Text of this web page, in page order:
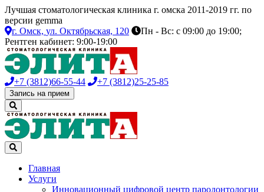
Лучшая стоматологическая клиника г. омска 2011-2019 гг. по
версии gemma
г. Омск, ул. Октябрьская, 120
Пн - Вс: с 09:00 до 19:00;
Рентген кабинет: 9:00-19:00
+7 (3812)66-55-44 +7 (3812)25-25-85
Запись на прием
Главная
Услуги
Инновационный цифровой центр пародонтологии